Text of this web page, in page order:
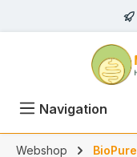
Navigation
Webshop BioPure